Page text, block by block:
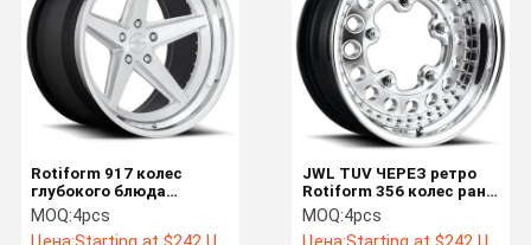
Rotiform 917 колес
глубокого блюда
Rotiform выкованных на
Порше 911
MOQ:4pcs
JWL TUV ЧЕРЕЗ ретро
Rotiform 356 колес ранг
3 частей космическая
MOQ:4pcs